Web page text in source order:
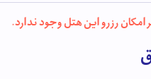
رزرو این هتل وجود ندارد.